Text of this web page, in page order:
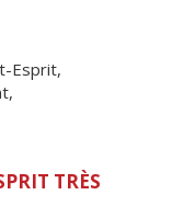
Esprit,
TRÈS